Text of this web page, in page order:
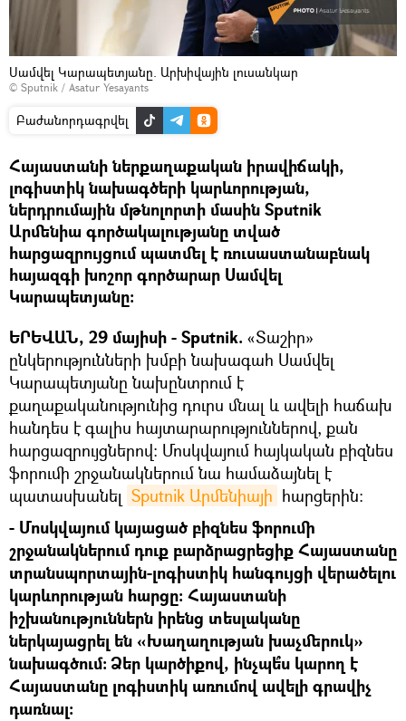
Սամվել Կարապետյանը. Արխիվային լուսանկար
© Sputnik / Asatur Yesayants
Բաժանորդագրվել
Հայաստանի ներքաղաքական իրավիճակի,
լոգիստիկ նախագծերի կարևորության,
ներդրումային մթնոլորտի մասին Sputnik
Արմենիա գործակալությանը տված
հարցազրույցում պատմել է ռուսաստանաբնակ
հայազգի խոշոր գործարար Սամվել
Կարապետյանը։
ԵՐԵՎԱՆ, 29 մայիսի - Sputnik. «Տաշիր»
ընկերությունների խմբի նախագահ Սամվել
Կարապետյանը նախընտրում է
քաղաքականությունից դուրս մնալ և ավելի հաճախ
հանդես է գալիս հայտարարություններով, քան
հարցազրույցներով: Մոսկվայում հայկական բիզնես
ֆորումի շրջանակներում նա համաձայնել է
պատասխանել Sputnik Արմենիայի հարցերին։
- Մոսկվայում կայացած բիզնես ֆորումի
շրջանակներում դուք բարձրացրեցիք Հայաստանը
տրանսպորտային-լոգիստիկ հանգույցի վերածելու
կարևորության հարցը։ Հայաստանի
իշխանություններն իրենց տեսլականը
ներկայացրել են «Խաղաղության խաչմերուկ»
նախագծում։ Ձեր կարծիքով, ինչպե՞ս կարող է
Հայաստանը լոգիստիկ առումով ավելի գրավիչ
դառնալ: